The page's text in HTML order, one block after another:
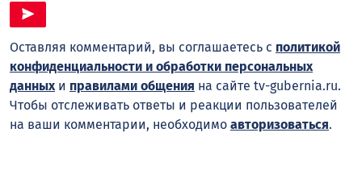
Оставляя комментарий, вы соглашаетесь с политикой
конфиденциальности и обработки персональных
данных и правилами общения на сайте tv-gubernia.ru.
Чтобы отслеживать ответы и реакции пользователей
на ваши комментарии, необходимо авторизоваться.